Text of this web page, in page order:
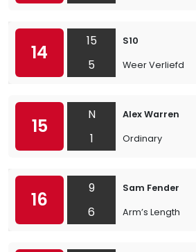
14
15
5
S10
Weer Verliefd
15
N
1
Alex Warren
Ordinary
16
9
6
Sam Fender
Arm’s Length